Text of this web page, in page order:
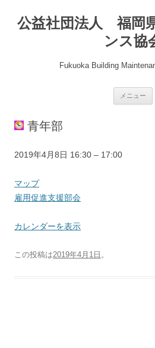
公益社団法人 福岡
ンス協
Fukuoka Building
メニュー
青年部
雇
促
進
援
会
2019年4月8日 16:30 – 17:00
マップ県
協
会
室
雇用促進支援部会
カレンダーを表示
この投稿は2019年4月1日 。